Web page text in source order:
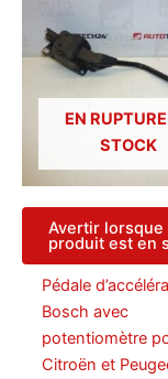
EN
STOCK
Avertir lorsque
produit est en
Pédale
Bosch avec
potentiomètre
Citroën et